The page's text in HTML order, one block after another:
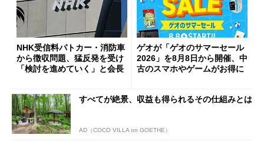
NHK受信料パトカー・消防車
から徴収問題、猛反発を受け
「検討を進めていく」と会長
ゲオが「ゲオのサマーセール
2026」を8月8日から開催、中
古のスマホやゲームがお得に
すべてが絶景、収益も得られるその仕組みとは
AD（COCO VILLA on GOETHE）